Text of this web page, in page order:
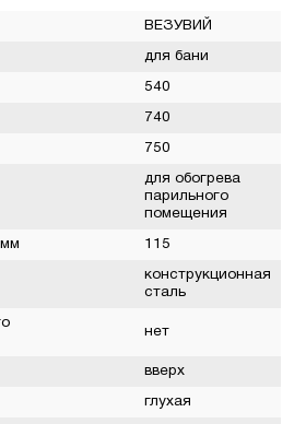
ВЕЗУВИЙ
для бани
540
740
750
для обогрева
парильного
помещения
115
конструкционная
сталь
нет
вверх
глухая